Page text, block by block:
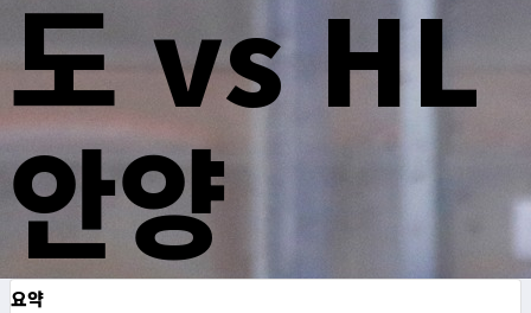
도 vs HL
안양
요약